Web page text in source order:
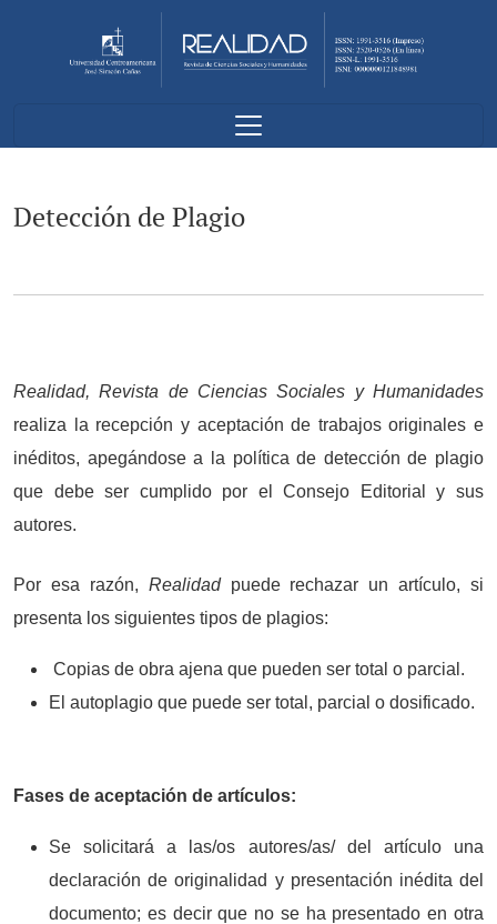
Detección de Plagio
Detección de Plagio
Realidad,Revista de Ciencias Sociales y Humanidades
realiza la recepción y aceptación de trabajos originales e
inéditos, apegándose a la política de detección de plagio
que debe ser cumplido por el Consejo Editorial y sus
autores.
Por esa razón, Realidadpuede rechazar un artículo, si
presenta los siguientes tipos de plagios:
Copias de obra ajena que pueden ser total o parcial.
El autoplagio que puede ser total, parcial o dosificado.
Fases de aceptación de artículos:
Se solicitará a las/os autores/as/ del artículo una
declaración de originalidad y presentación inédita del
documento; es decir que no se ha presentado en otra